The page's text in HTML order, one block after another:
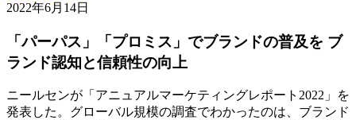
2022年6月14日
「パーパス」「プロミス」でブランドの普及を ブ
ランド認知と信頼性の向上
ニールセンが「アニュアルマーケティングレポート2022」を
発表した。グローバル規模の調査でわかったのは、ブランド